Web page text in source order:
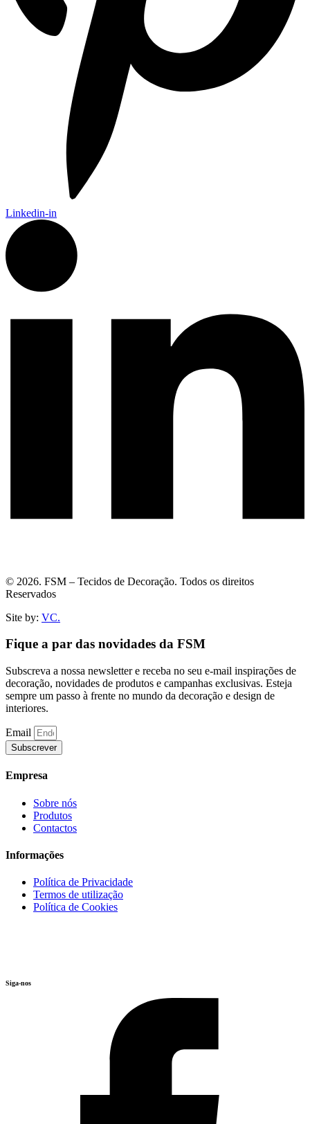
Linkedin-in
© 2026. FSM – Tecidos de Decoração. Todos os direitos
Reservados
Site by: VC.
Fique a par das novidades da FSM
Subscreva a nossa newsletter e receba no seu e-mail inspirações de
decoração, novidades de produtos e campanhas exclusivas. Esteja
sempre um passo à frente no mundo da decoração e design de
interiores.
Email
Subscrever
Empresa
Sobre nós
Produtos
Contactos
Informações
Política de Privacidade
Termos de utilização
Política de Cookies
Siga-nos